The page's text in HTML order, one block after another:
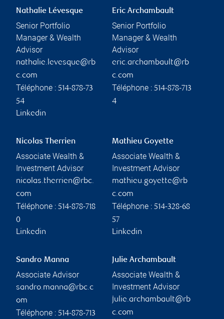
Nathalie Lévesque
Senior Portfolio
Manager & Wealth
Advisor
nathalie.levesque@rb
c.com
Téléphone : 514-878-73
54
Linkedin
Eric Archambault
Senior Portfolio
Manager & Wealth
Advisor
eric.archambault@rb
c.com
Téléphone : 514-878-713
4
Nicolas Therrien
Associate Wealth &
Investment Advisor
nicolas.therrien@rbc.
com
Téléphone : 514-878-718
0
Linkedin
Mathieu Goyette
Associate Wealth &
Investment Advisor
mathieu.goyette@rb
c.com
Téléphone : 514-328-68
57
Linkedin
Sandro Manna
Associate Advisor
sandro.manna@rbc.c
om
Téléphone : 514-878-713
Julie Archambault
Associate Wealth &
Investment Advisor
julie.archambault@rb
c.com